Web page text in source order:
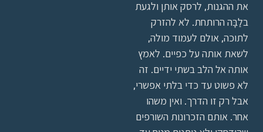
את ההגנות, לרסק אותן ולגעת
בלַבָּה הרותחת. לא להזרק
לתוכה, אולם לעמוד מולה,
לשאת אותה על כפיים. לאמץ
אותה אל הלב בשתי ידיים. זה
לא פשוט עד כדי בלתי אפשרי,
אבל רק זו הדרך. ואין משהו
אחר. אותם הזכרונות השורפים